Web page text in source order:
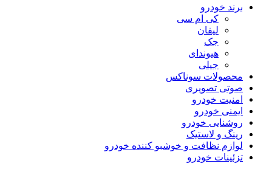
برند خودرو
کی ام سی
لیفان
جک
هیوندای
جیلی
محصولات سوناکس
صوتی تصویری
امنیت خودرو
ایمنی خودرو
روشنایی خودرو
رینگ و لاستیک
لوازم نظافت و خوشبو کننده خودرو
تزئینات خودرو